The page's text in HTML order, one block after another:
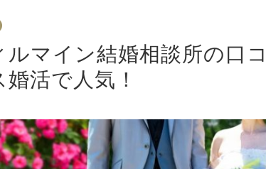
ルマイン結婚相談所の口
婚活で人気！